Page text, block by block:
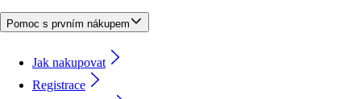
Pomoc s prvním nákupem
Jak nakupovat
Registrace